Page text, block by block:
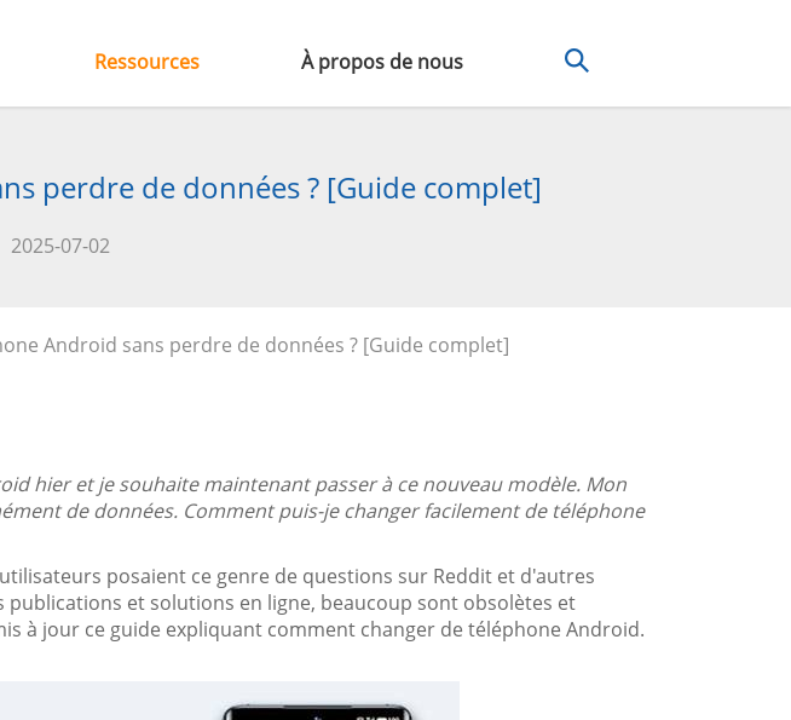
Ressources À propos de nous
perdre de données ? [Guide complet]
2025-07-02
Android sans perdre de données ? [Guide complet]
hier et je souhaite maintenant passer à ce nouveau modèle. Mon
de données. Comment puis-je changer facilement de téléphone
posaient ce genre de questions sur Reddit et d'autres
et solutions en ligne, beaucoup sont obsolètes et
à jour ce guide expliquant comment changer de téléphone Android.